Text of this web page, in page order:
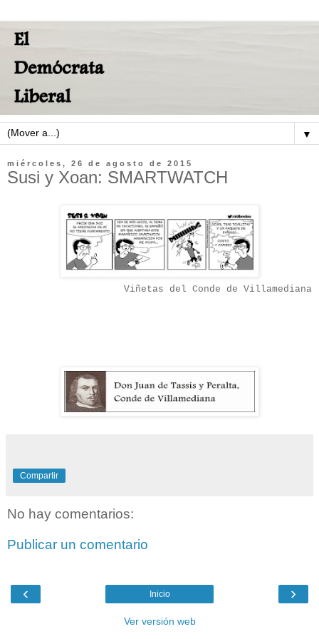
▼
miércoles, 26 de agosto de 2015
Susi y Xoan: SMARTWATCH
Viñetas del Conde de Villamediana
Compartir
No hay comentarios:
Publicar un comentario
‹ ›
Inicio
Ver versión web